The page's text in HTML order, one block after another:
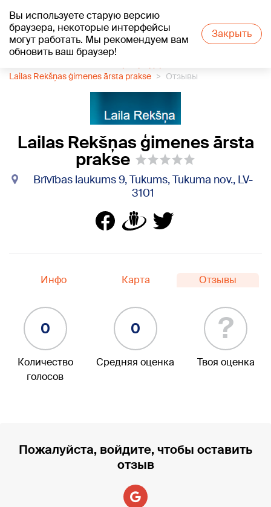
Вы используете старую версию
браузера, некоторые интерфейсы
могут работать. Мы рекомендуем вам
обновить ваш браузер!
Закрыть
+26°C
Lailas Rekšņas ģimenes ārsta prakse
Отзывы
Lailas Rekšņas ģimenes ārsta
prakse
Brīvības laukums 9, Tukums, Tukuma nov., LV-
3101
Инфо Карта Отзывы
0
Количество
голосов
0
Средняя оценка
?
Твоя оценка
Пожалуйста, войдите, чтобы оставить
отзыв